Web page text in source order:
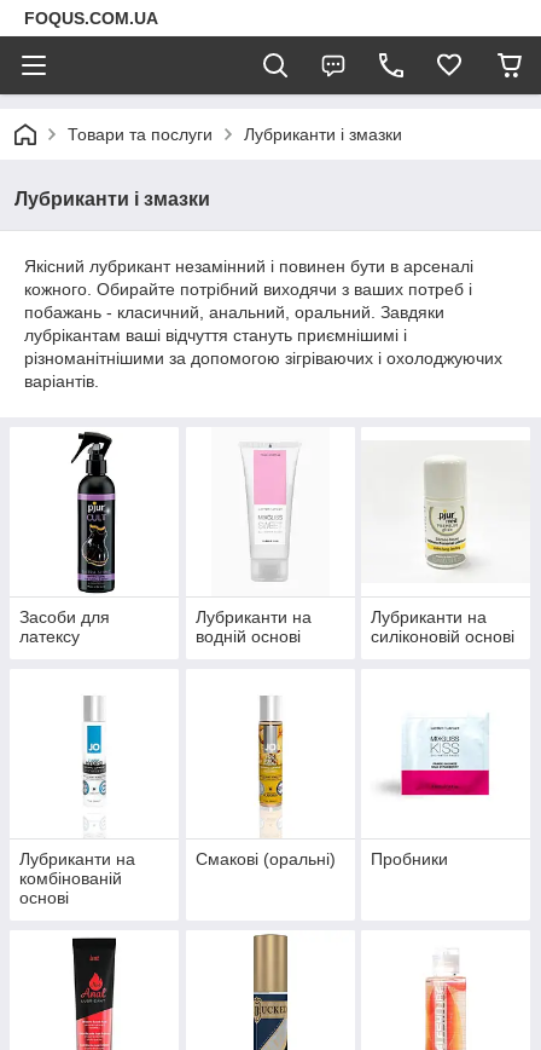
FOQUS.COM.UA
Товари та послуги Лубриканти і змазки
Лубриканти і змазки
Якісний лубрикант незамінний і повинен бути в арсеналі
кожного. Обирайте потрібний виходячи з ваших потреб і
побажань - класичний, анальний, оральний. Завдяки
лубрікантам ваші відчуття стануть приємнішимі і
різноманітнішими за допомогою зігріваючих і охолоджуючих
варіантів.
Засоби для
латексу
Лубриканти на
водній основі
Лубриканти на
силіконовій основі
Лубриканти на
комбінованій
основі
Смакові (оральні) Пробники